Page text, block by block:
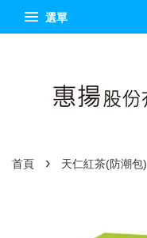
選單
首頁 › 天仁紅茶(防潮包)